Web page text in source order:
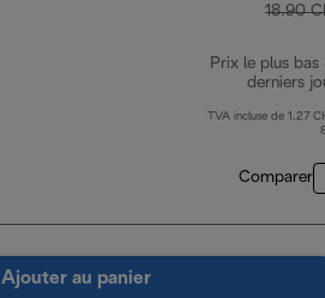
18.90
Prix le plus bas
derniers
TVA incluse de 1.27
Comparer
Ajouter au panier